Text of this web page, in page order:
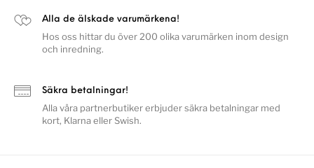
Alla de älskade varumärkena!
Hos oss hittar du över 200 olika varumärken inom design
och inredning.
Säkra betalningar!
Alla våra partnerbutiker erbjuder säkra betalningar med
kort, Klarna eller Swish.